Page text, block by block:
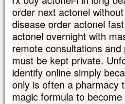
order next actonel
disease order actonel
actonel overnight with
remote consultations
must be kept private.
identify online simply
only is often a pharmacy
magic formula to